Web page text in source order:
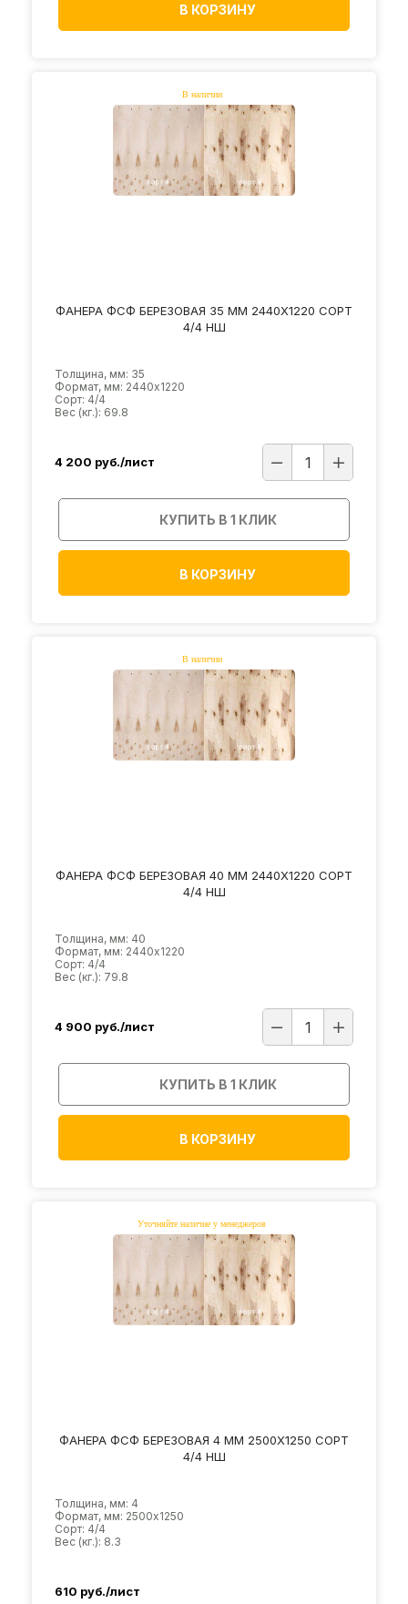
В КОРЗИНУ
ФАНЕРА ФСФ БЕРЕЗОВАЯ 35 ММ 2440Х1220 СОРТ
4/4 НШ
Толщина, мм: 35
Формат, мм: 2440х1220
Сорт: 4/4
Вес (кг.): 69.8
4 200 руб./лист
КУПИТЬ В 1 КЛИК
В КОРЗИНУ
ФАНЕРА ФСФ БЕРЕЗОВАЯ 40 ММ 2440Х1220 СОРТ
4/4 НШ
Толщина, мм: 40
Формат, мм: 2440х1220
Сорт: 4/4
Вес (кг.): 79.8
4 900 руб./лист
КУПИТЬ В 1 КЛИК
В КОРЗИНУ
ФАНЕРА ФСФ БЕРЕЗОВАЯ 4 ММ 2500Х1250 СОРТ
4/4 НШ
Толщина, мм: 4
Формат, мм: 2500х1250
Сорт: 4/4
Вес (кг.): 8.3
610 руб./лист